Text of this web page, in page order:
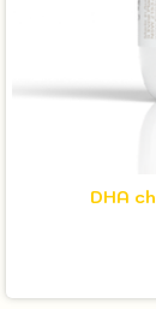
DHA